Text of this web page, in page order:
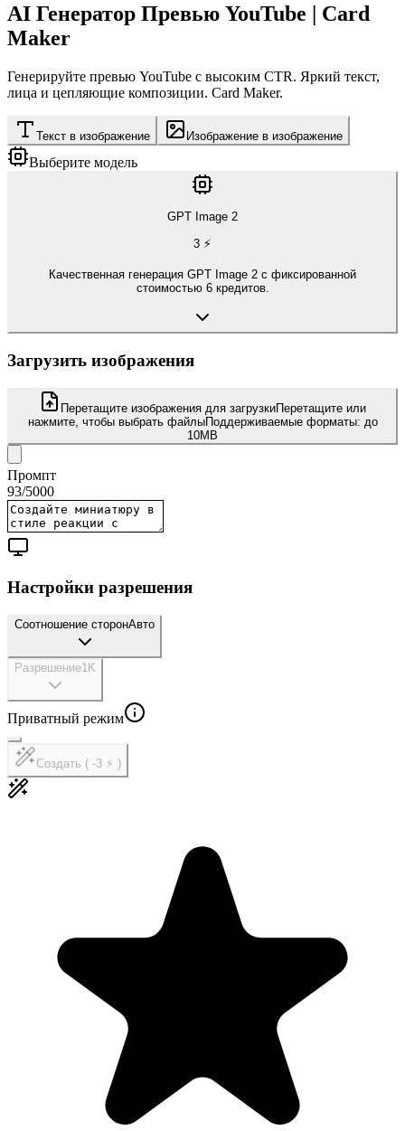
AI Генератор Превью YouTube | Card
Maker
Генерируйте превью YouTube с высоким CTR. Яркий текст,
лица и цепляющие композиции. Card Maker.
Текст в изображение Изображение в изображение
Выберите модель
GPT Image 2
3 ⚡
Качественная генерация GPT Image 2 с фиксированной
стоимостью 6 кредитов.
Загрузить изображения
Перетащите изображения для загрузкиПеретащите или
нажмите, чтобы выбрать файлыПоддерживаемые форматы: до
10MB
Промпт
93/5000
Настройки разрешения
Соотношение сторонАвто
Разрешение1K
Приватный режим
Создать ( -3 ⚡ )